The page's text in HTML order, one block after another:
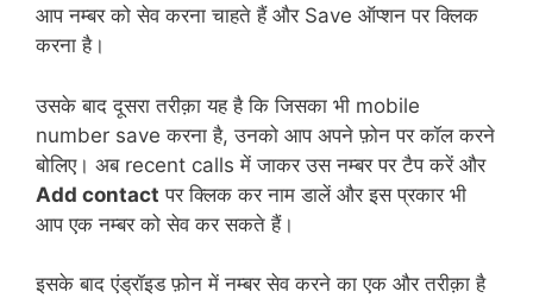
आप नम्बर को सेव करना चाहते हैं और Save ऑप्शन पर क्लिक
करना है।
उसके बाद दूसरा तरीक़ा यह है कि जिसका भी mobile
number save करना है, उनको आप अपने फ़ोन पर कॉल करने
बोलिए। अब recent calls में जाकर उस नम्बर पर टैप करें और
Add contact पर क्लिक कर नाम डालें और इस प्रकार भी
आप एक नम्बर को सेव कर सकते हैं।
इसके बाद एंड्रॉइड फ़ोन में नम्बर सेव करने का एक और तरीक़ा है